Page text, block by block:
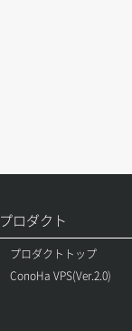
セキュリティ
セキュリティ
セキュリティ
セキュリティグ
セキュリティグ
メンバー削除
メンバー更新
オブジェクト
オブジェクト詳
コンテナ一覧取
レコード詳細取
プロダクト
プロダクトトップ
ConoHa VPS(Ver.2.0)